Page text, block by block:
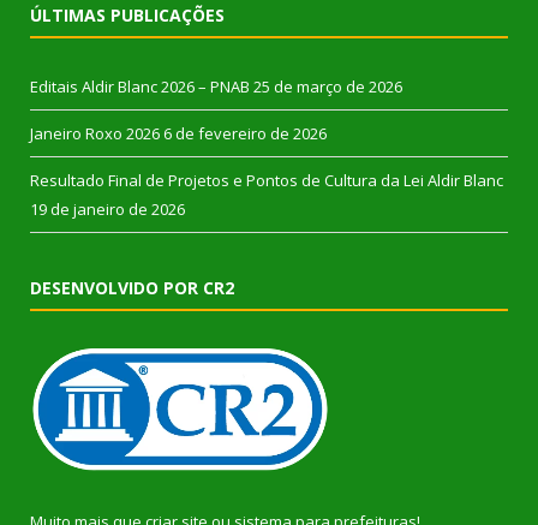
ÚLTIMAS PUBLICAÇÕES
Editais Aldir Blanc 2026 – PNAB 25 de março de 2026
Janeiro Roxo 2026 6 de fevereiro de 2026
Resultado Final de Projetos e Pontos de Cultura da Lei Aldir Blanc
19 de janeiro de 2026
DESENVOLVIDO POR CR2